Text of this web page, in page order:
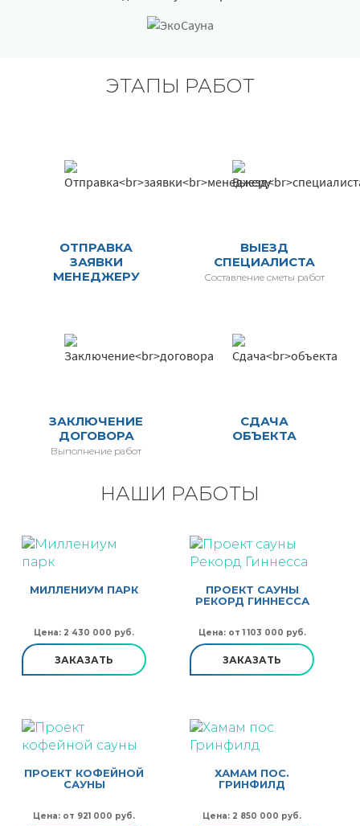
ЭТАПЫ РАБОТ
ОТПРАВКА
ЗАЯВКИ
МЕНЕДЖЕРУ
ВЫЕЗД
СПЕЦИАЛИСТА
Составление сметы работ
ЗАКЛЮЧЕНИЕ
ДОГОВОРА
Выполнение работ
СДАЧА
ОБЪЕКТА
НАШИ РАБОТЫ
МИЛЛЕНИУМ ПАРК
Цена: 2 430 000 руб.
ЗАКАЗАТЬ
ПРОЕКТ САУНЫ
РЕКОРД ГИННЕССА
Цена: от 1 103 000 руб.
ЗАКАЗАТЬ
ПРОЕКТ КОФЕЙНОЙ
САУНЫ
Цена: от 921 000 руб.
ХАМАМ ПОС.
ГРИНФИЛД
Цена: 2 850 000 руб.